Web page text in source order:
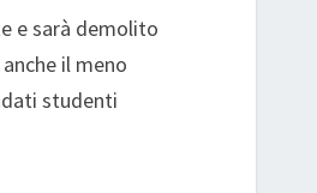
e sarà demolito
il meno
studenti